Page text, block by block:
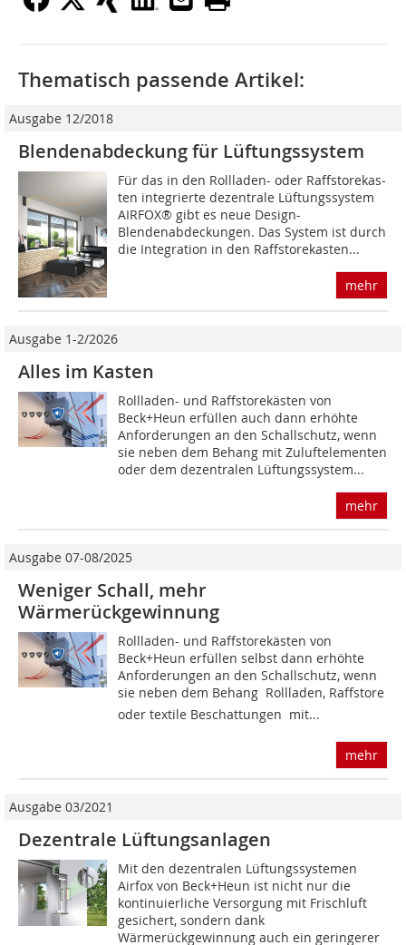
Thematisch passende Artikel:
Ausgabe 12/2018
Blendenabdeckung für Lüftungssystem
Für das in den Rollladen- oder Raffstorekas­
ten integrierte dezentrale Lüftungssystem
AIRFOX® gibt es neue Design-
Blendenabdeckungen. Das System ist durch
die Integra­tion in den Raffstorekasten...
mehr
Ausgabe 1-2/2026
Alles im Kasten
Rollladen- und Raffstorekästen von
Beck+Heun erfüllen auch dann erhöhte
Anforderungen an den Schallschutz, wenn
sie neben dem Behang mit Zuluftelementen
oder dem dezentralen Lüftungssystem...
mehr
Ausgabe 07-08/2025
Weniger Schall, mehr
Wärmerückgewinnung
Rollladen- und Raffstorekästen von
Beck+Heun erfüllen selbst dann erhöhte
Anforderungen an den Schallschutz, wenn
sie neben dem Behang  Rollladen, Raffstore
oder textile Beschattungen  mit...
mehr
Ausgabe 03/2021
Dezentrale Lüftungsanlagen
Mit den dezentralen Lüftungssystemen
Airfox von Beck+Heun ist nicht nur die
kontinuierliche Versorgung mit Frischluft
gesichert, sondern dank
Wärmerückgewinnung auch ein geringerer